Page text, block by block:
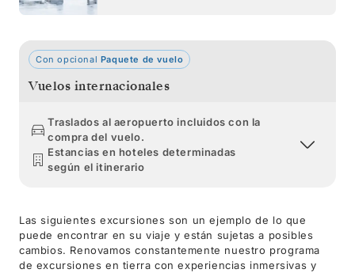
Con opcional Paquete de vuelo
Vuelos internacionales
Traslados al aeropuerto incluidos con la
compra del vuelo.
Estancias en hoteles determinadas
según el itinerario
Las siguientes excursiones son un ejemplo de lo que
puede encontrar en su viaje y están sujetas a posibles
cambios. Renovamos constantemente nuestro programa
de excursiones en tierra con experiencias inmersivas y